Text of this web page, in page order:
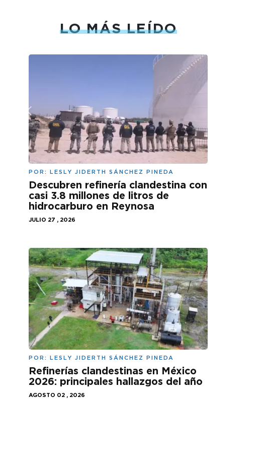
LO MÁS LEÍDO
POR: LESLY JIDERTH SÁNCHEZ PINEDA
Descubren refinería clandestina con
casi 3.8 millones de litros de
hidrocarburo en Reynosa
JULIO 27 , 2026
POR: LESLY JIDERTH SÁNCHEZ PINEDA
Refinerías clandestinas en México
2026: principales hallazgos del año
AGOSTO 02 , 2026